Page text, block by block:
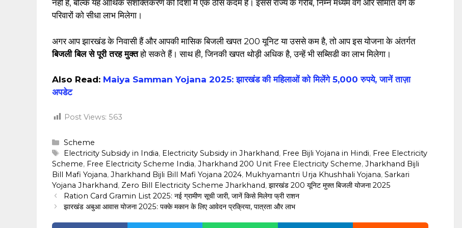
नहीं है, बल्कि यह आर्थिक सशक्तिकरण की दिशा में एक ठोस कदम है। इससे राज्य के गरीब, निम्न मध्यम वर्ग और सीमांत वर्ग के
परिवारों को सीधा लाभ मिलेगा।
अगर आप झारखंड के निवासी हैं और आपकी मासिक बिजली खपत 200 यूनिट या उससे कम है, तो आप इस योजना के अंतर्गत
बिजली बिल से पूरी तरह मुक्तहो सकते हैं। साथ ही, जिनकी खपत थोड़ी अधिक है, उन्हें भी सब्सिडी का लाभ मिलेगा।
Also Read: Maiya Samman Yojana 2025: झारखंड की महिलाओं को मिलेंगे 5,000 रुपये, जानें ताज़ा
अपडेट
Post Views: 563
Categories
Scheme
Tags
Electricity Subsidy in India, Electricity Subsidy in Jharkhand, Free Bijli Yojana in Hindi, Free Electricity
Scheme, Free Electricity Scheme India, Jharkhand 200 Unit Free Electricity Scheme, Jharkhand Bijli
Bill Mafi Yojana, Jharkhand Bijli Bill Mafi Yojana 2024, Mukhyamantri Urja Khushhali Yojana, Sarkari
Yojana Jharkhand, Zero Bill Electricity Scheme Jharkhand, झारखंड 200 यूनिट मुफ्त बिजली योजना 2025
Ration Card Gramin List 2025: नई ग्रामीण सूची जारी, जानें किसे मिलेगा फ्री राशन
झारखंड अबुआ आवास योजना 2025: पक्के मकान के लिए आवेदन प्रक्रिया, पात्रता और लाभ